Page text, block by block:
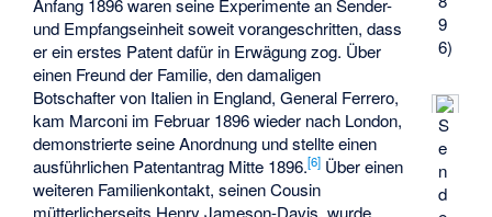
9
6)
S
e
n
d
Anfang 1896 waren seine Experimente an Sender-
und Empfangseinheit soweit vorangeschritten, dass
er ein erstes Patent dafür in Erwägung zog. Über
einen Freund der Familie, den damaligen
Botschafter von Italien in England, General Ferrero,
kam Marconi im Februar 1896 wieder nach London,
demonstrierte seine Anordnung und stellte einen
ausführlichen Patentantrag Mitte 1896.[6] Über einen
weiteren Familienkontakt, seinen Cousin
mütterlicherseits Henry Jameson-Davis, wurde